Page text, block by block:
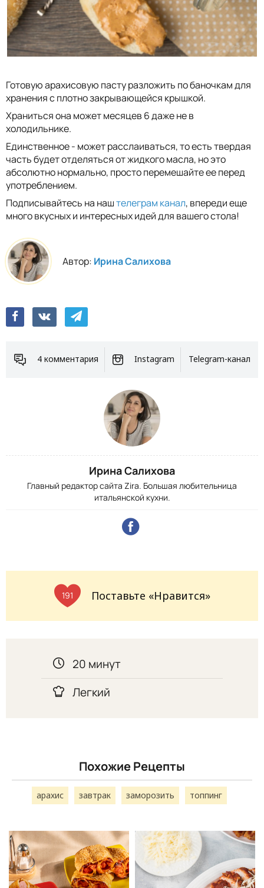
Готовую арахисовую пасту разложить по баночкам для
хранения с плотно закрывающейся крышкой.
Храниться она может месяцев 6 даже не в
холодильнике.
Единственное - может расслаиваться, то есть твердая
часть будет отделяться от жидкого масла, но это
абсолютно нормально, просто перемешайте ее перед
употреблением.
Подписывайтесь на наштелеграм канал, впереди еще
много вкусных и интересных идей для вашего стола!
Автор: Ирина Салихова
4 комментария Instagram Telegram-канал
Ирина Салихова
Главный редактор сайта Zira. Большая любительница
итальянской кухни.
191 Поставьте «Нравится»
20 минут
Легкий
Похожие Рецепты
арахис завтрак заморозить топпинг